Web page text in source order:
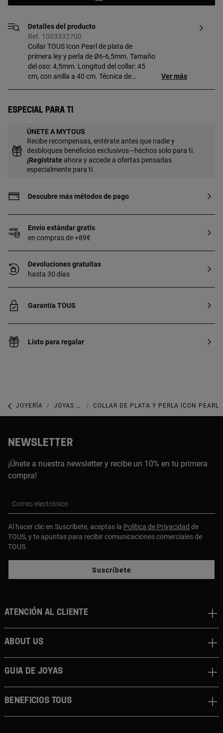
Detalles del producto
Ref. 1003332700
Collar TOUS Icon Pearl de plata de
primera ley y perla de Ø6-6,5mm. Tamaño
del oso: 4,5mm. Longitud del collar: 45
cm, con anilla a 40 cm. Técnica de
Ver más
Especial para ti
ÚNETE A MYTOUS
Recibe recompensas, entérate antes que nadie y
desbloquea beneficios exclusivos—hechos solo para ti.
¡Regístrate ahora y accede a ofertas pensadas
especialmente para ti
Descubre más métodos de pago
Envío estándar gratis
en compras de +89€
Devoluciones gratuitas
hasta 30 días
Garantía TOUS
Listo para regalar
JOYERÍA JOYAS CON PERLAS COLLAR DE PLATA Y PERLA ICON PEARL
NEWSLETTER
¡Únete a nuestra newsletter y recibe un 10% en tu primera
compra!
Correo electrónico
Al hacer clic en Suscríbete, aceptas la Política de Privacidad de
TOUS, y te apuntas para recibir comunicaciones comerciales de
TOUS.
Suscríbete
Atención al cliente
About us
Guia de joyas
Beneficios TOUS